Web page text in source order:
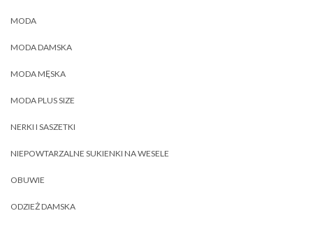
MODA
MODA DAMSKA
MODA MĘSKA
MODA PLUS SIZE
NERKI I SASZETKI
NIEPOWTARZALNE SUKIENKI NA WESELE
OBUWIE
ODZIEŻ DAMSKA